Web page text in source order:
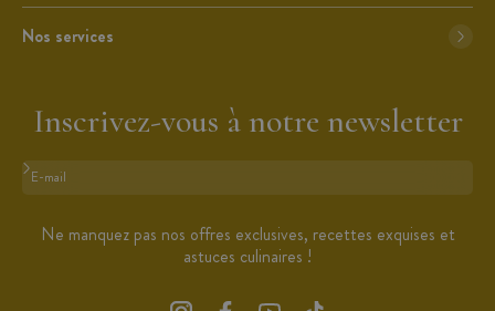
Nos services
Inscrivez-vous à notre newsletter
Format : adresse@email.com
Ne manquez pas nos offres exclusives, recettes exquises et
astuces culinaires !